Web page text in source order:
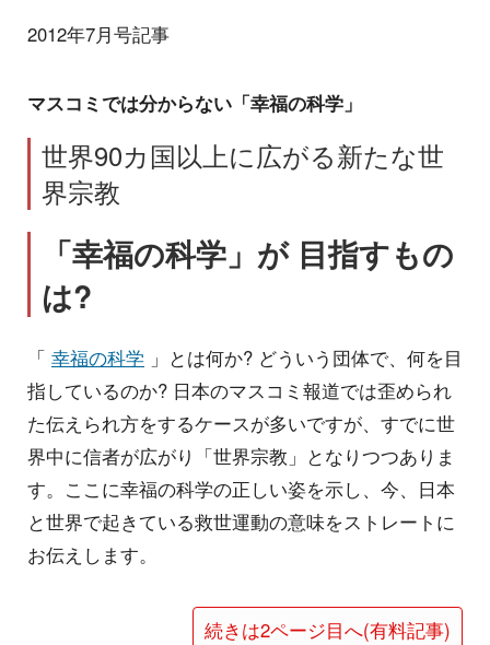
2012年7月号記事
マスコミでは分からない「幸福の科学」
世界90カ国以上に広がる新たな世
界宗教
「幸福の科学」が 目指すもの
は?
「 幸福の科学 」とは何か? どういう団体で、何を目
指しているのか? 日本のマスコミ報道では歪められ
た伝えられ方をするケースが多いですが、すでに世
界中に信者が広がり「世界宗教」となりつつありま
す。ここに幸福の科学の正しい姿を示し、今、日本
と世界で起きている救世運動の意味をストレートに
お伝えします。
続きは2ページ目へ(有料記事)